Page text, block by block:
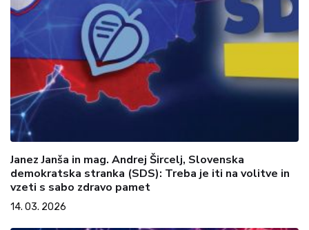
Janez Janša in mag. Andrej Šircelj, Slovenska
demokratska stranka (SDS): Treba je iti na volitve in
vzeti s sabo zdravo pamet
14. 03. 2026